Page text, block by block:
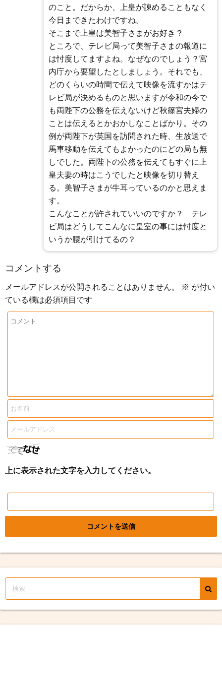
のこと。だからか、上皇が諌めることもなく
今日まできたわけですね。
そこまで上皇は美智子さまがお好き？
ところで、テレビ局って美智子さまの報道に
は忖度してますよね。なぜなのでしょう？宮
内庁から要望したとしましょう。それでも、
どのくらいの時間で伝えて映像を流すかはテ
レビ局が決めるものと思いますが令和の今で
も両陛下の公務を伝えないけど秋篠宮夫婦の
ことは伝えるとかおかしなことばかり。その
例が両陛下が英国を訪問された時、生放送で
馬車移動を伝えてもよかったのにどの局も無
しでした。両陛下の公務を伝えてもすぐに上
皇夫妻の時はこうでしたと映像を切り替え
る。美智子さまが牛耳っているのかと思えま
す。
こんなことが許されていいのですか？ テレ
ビ局はどうしてこんなに皇室の事には忖度と
いうか腰が引けてるの？
コメントする
メールアドレスが公開されることはありません。 ※ が付い
ている欄は必須項目です
上に表示された文字を入力してください。